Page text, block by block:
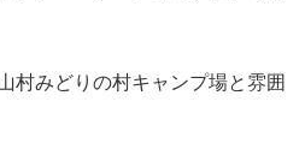
村みどりの村キャンプ場と雰囲